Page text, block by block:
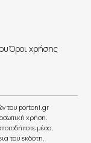
Όροι χρήσης
του portoni.gr
χρήση.
μέσο,
του εκδότη.